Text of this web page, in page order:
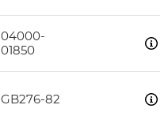
04000-
01850
GB276-82